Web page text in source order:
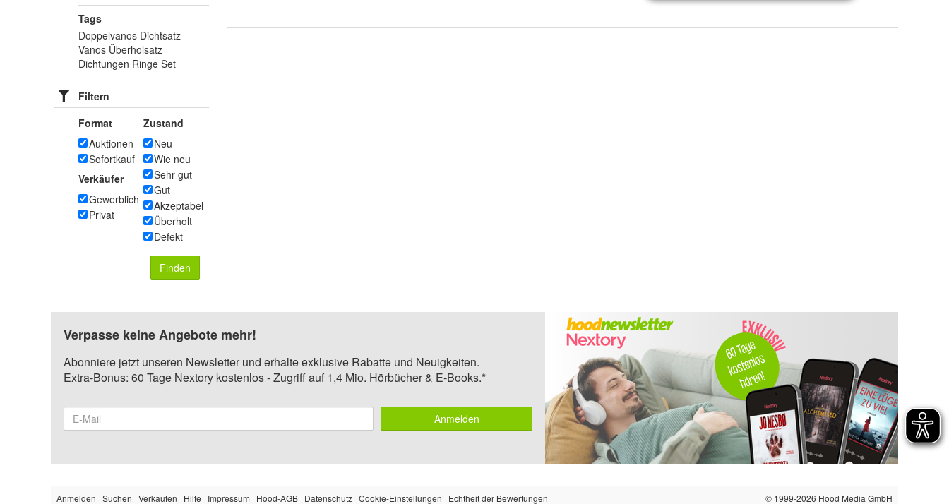
Tags
Doppelvanos Dichtsatz
Vanos Überholsatz
Dichtungen Ringe Set
Filtern
Format
Auktionen
Sofortkauf
Verkäufer
Gewerblich
Privat
Zustand
Neu
Wie neu
Sehr gut
Gut
Akzeptabel
Überholt
Defekt
Finden
Verpasse keine Angebote mehr!
Abonniere jetzt unseren Newsletter und erhalte exklusive Rabatte und Neuigkeiten.
Extra-Bonus: 60 Tage Nextory kostenlos - Zugriff auf 1,4 Mio. Hörbücher & E-Books.*
Anmelden
Anmelden Suchen Verkaufen Hilfe Impressum Hood-AGB Datenschutz Cookie-Einstellungen Echtheit der Bewertungen © 1999-2026 Hood Media GmbH